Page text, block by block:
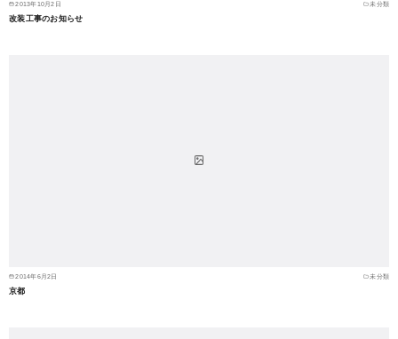
2013年10月2日 未分類
改装工事のお知らせ
2014年6月2日 未分類
京都